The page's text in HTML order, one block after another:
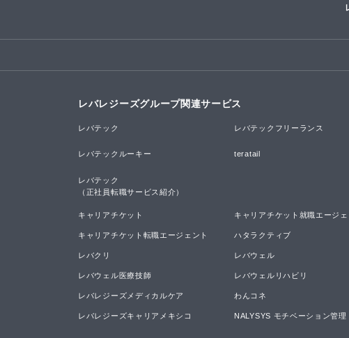
レバレジーズグループ関連サービス
レバテック レバテックフリーランス
レバテックルーキー teratail
レバテック
（正社員転職サービス紹介）
キャリアチケット キャリアチケット就職エージェ
キャリアチケット転職エージェント ハタラクティブ
レバクリ レバウェル
レバウェル医療技師 レバウェルリハビリ
レバレジーズメディカルケア わんコネ
レバレジーズキャリアメキシコ NALYSYS モチベーション管理